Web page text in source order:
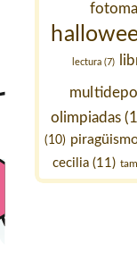
lectura (7)
olimpiadas
(10)
cecilia (11)